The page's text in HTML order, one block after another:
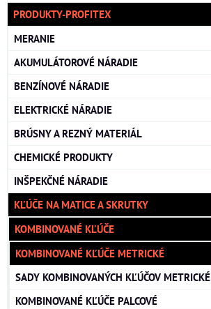
PRODUKTY-PROFITEX
MERANIE
AKUMULÁTOROVÉ NÁRADIE
BENZÍNOVÉ NÁRADIE
ELEKTRICKÉ NÁRADIE
BRÚSNY A REZNÝ MATERIÁL
CHEMICKÉ PRODUKTY
INŠPEKČNÉ NÁRADIE
KĽÚČE NA MATICE A SKRUTKY
KOMBINOVANÉ KĽÚČE
KOMBINOVANÉ KĽÚČE METRICKÉ
SADY KOMBINOVANÝCH KĽÚČOV METRICKÉ
KOMBINOVANÉ KĽÚČE PALCOVÉ